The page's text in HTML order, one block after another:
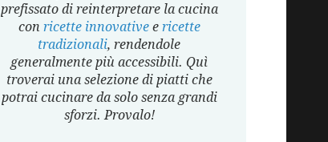
prefissato di reinterpretare la cucina
con ricette innovativee ricette
tradizionali, rendendole
generalmente più accessibili. Quì
troverai una selezione di piatti che
potrai cucinare da solo senza grandi
sforzi. Provalo!